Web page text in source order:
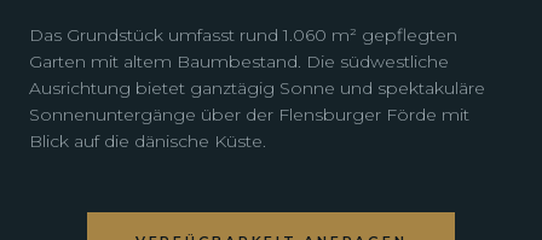
Das Grundstück umfasst rund 1.060 m² gepflegten
Garten mit altem Baumbestand. Die südwestliche
Ausrichtung bietet ganztägig Sonne und spektakuläre
Sonnenuntergänge über der Flensburger Förde mit
Blick auf die dänische Küste.